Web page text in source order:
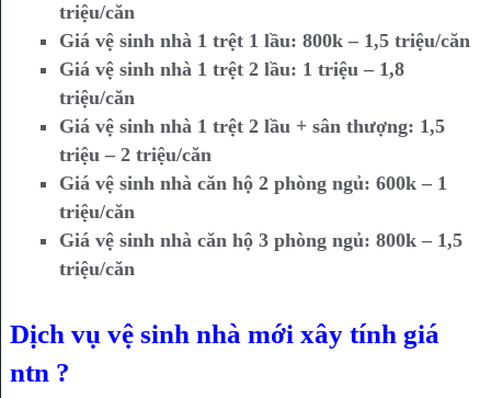
triệu/căn
Giá vệ sinh nhà 1 trệt 1 lầu: 800k – 1,5 triệu/căn
Giá vệ sinh nhà 1 trệt 2 lầu: 1 triệu – 1,8
triệu/căn
Giá vệ sinh nhà 1 trệt 2 lầu + sân thượng: 1,5
triệu – 2 triệu/căn
Giá vệ sinh nhà căn hộ 2 phòng ngủ: 600k – 1
triệu/căn
Giá vệ sinh nhà căn hộ 3 phòng ngủ: 800k – 1,5
triệu/căn
Dịch vụ vệ sinh nhà mới xây tính giá
ntn ?